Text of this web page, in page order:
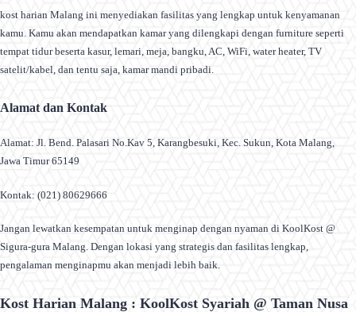
kost harian Malang ini menyediakan fasilitas yang lengkap untuk kenyamanan
kamu. Kamu akan mendapatkan kamar yang dilengkapi dengan furniture seperti
tempat tidur beserta kasur, lemari, meja, bangku, AC, WiFi, water heater, TV
satelit/kabel, dan tentu saja, kamar mandi pribadi.
Alamat dan Kontak
Alamat: Jl. Bend. Palasari No.Kav 5, Karangbesuki, Kec. Sukun, Kota Malang,
Jawa Timur 65149
Kontak: (021) 80629666
Jangan lewatkan kesempatan untuk menginap dengan nyaman di KoolKost @
Sigura-gura Malang. Dengan lokasi yang strategis dan fasilitas lengkap,
pengalaman menginapmu akan menjadi lebih baik.
Kost Harian Malang : KoolKost Syariah @ Taman Nusa